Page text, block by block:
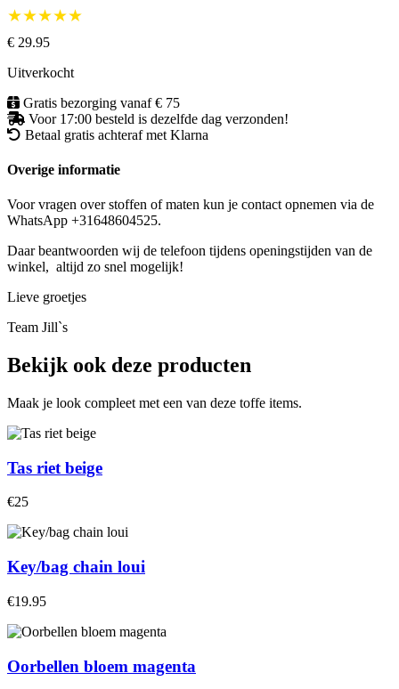
★★★★★
€ 29.95
Uitverkocht
Gratis bezorging vanaf € 75
Voor 17:00 besteld is dezelfde dag verzonden!
Betaal gratis achteraf met Klarna
Overige informatie
Voor vragen over stoffen of maten kun je contact opnemen via de
WhatsApp +31648604525.
Daar beantwoorden wij de telefoon tijdens openingstijden van de
winkel, altijd zo snel mogelijk!
Lieve groetjes
Team Jill`s
Bekijk ook deze producten
Maak je look compleet met een van deze toffe items.
Tas riet beige
€25
Key/bag chain loui
€19.95
Oorbellen bloem magenta